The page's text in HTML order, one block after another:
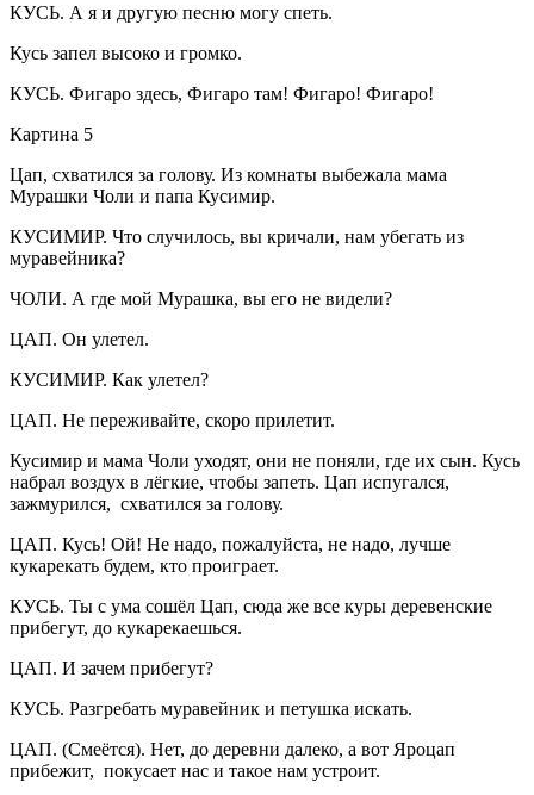
КУСЬ. А я и другую песню могу спеть.
Кусь запел высоко и громко.
КУСЬ. Фигаро здесь, Фигаро там! Фигаро! Фигаро!
Картина 5
Цап, схватился за голову. Из комнаты выбежала мама
Мурашки Чоли и папа Кусимир.
КУСИМИР. Что случилось, вы кричали, нам убегать из
муравейника?
ЧОЛИ. А где мой Мурашка, вы его не видели?
ЦАП. Он улетел.
КУСИМИР. Как улетел?
ЦАП. Не переживайте, скоро прилетит.
Кусимир и мама Чоли уходят, они не поняли, где их сын. Кусь
набрал воздух в лёгкие, чтобы запеть. Цап испугался,
зажмурился, схватился за голову.
ЦАП. Кусь! Ой! Не надо, пожалуйста, не надо, лучше
кукарекать будем, кто проиграет.
КУСЬ. Ты с ума сошёл Цап, сюда же все куры деревенские
прибегут, до кукарекаешься.
ЦАП. И зачем прибегут?
КУСЬ. Разгребать муравейник и петушка искать.
ЦАП. (Смеётся). Нет, до деревни далеко, а вот Яроцап
прибежит, покусает нас и такое нам устроит.